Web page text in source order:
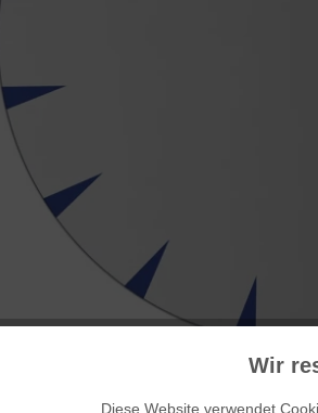
Wir
Diese Website verwendet